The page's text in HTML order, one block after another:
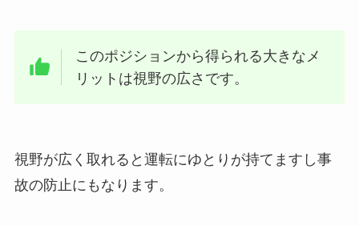
このポジションから得られる大きなメ
リットは視野の広さです。
視野が広く取れると運転にゆとりが持てますし事
故の防止にもなります。